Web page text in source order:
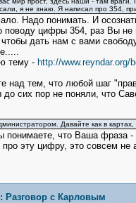
я не знаю. Я написал про 354,
Надо понимать. И
поводу цифры 354, раз Вы не
дать нам с вами
тему - http://
над тем, что любой шаг
сих пор не поняли, что
Давайте как в
понимаете, что Ваша фраза -
про эту цифру, это совсем не
Разговор с Карловым